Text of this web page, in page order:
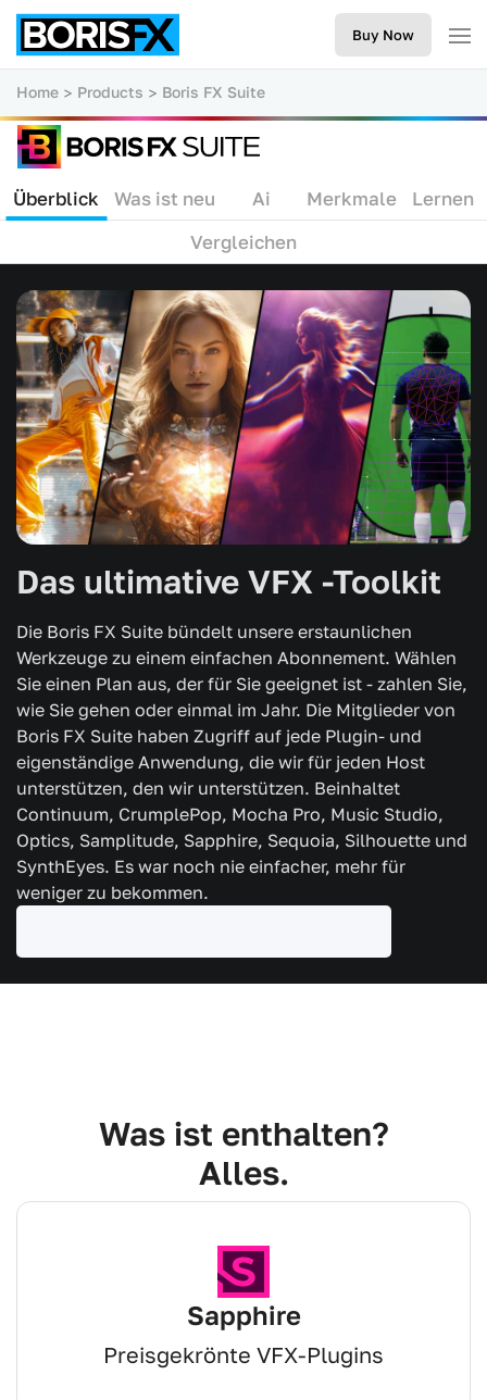
Buy Now
Home Products Boris FX Suite
Überblick Was ist neu Ai Merkmale
Lernen
Vergleichen
Das ultimative VFX -Toolkit
Die Boris FX Suite bündelt unsere erstaunlichen
Werkzeuge zu einem einfachen Abonnement. Wählen
Sie einen Plan aus, der für Sie geeignet ist - zahlen Sie,
wie Sie gehen oder einmal im Jahr. Die Mitglieder von
Boris FX Suite haben Zugriff auf jede Plugin- und
eigenständige Anwendung, die wir für jeden Host
unterstützen, den wir unterstützen. Beinhaltet
Continuum, CrumplePop, Mocha Pro, Music Studio,
Optics, Samplitude, Sapphire, Sequoia, Silhouette und
SynthEyes. Es war noch nie einfacher, mehr für
weniger zu bekommen.
Was ist enthalten?
Alles.
Sapphire
Preisgekrönte VFX-Plugins